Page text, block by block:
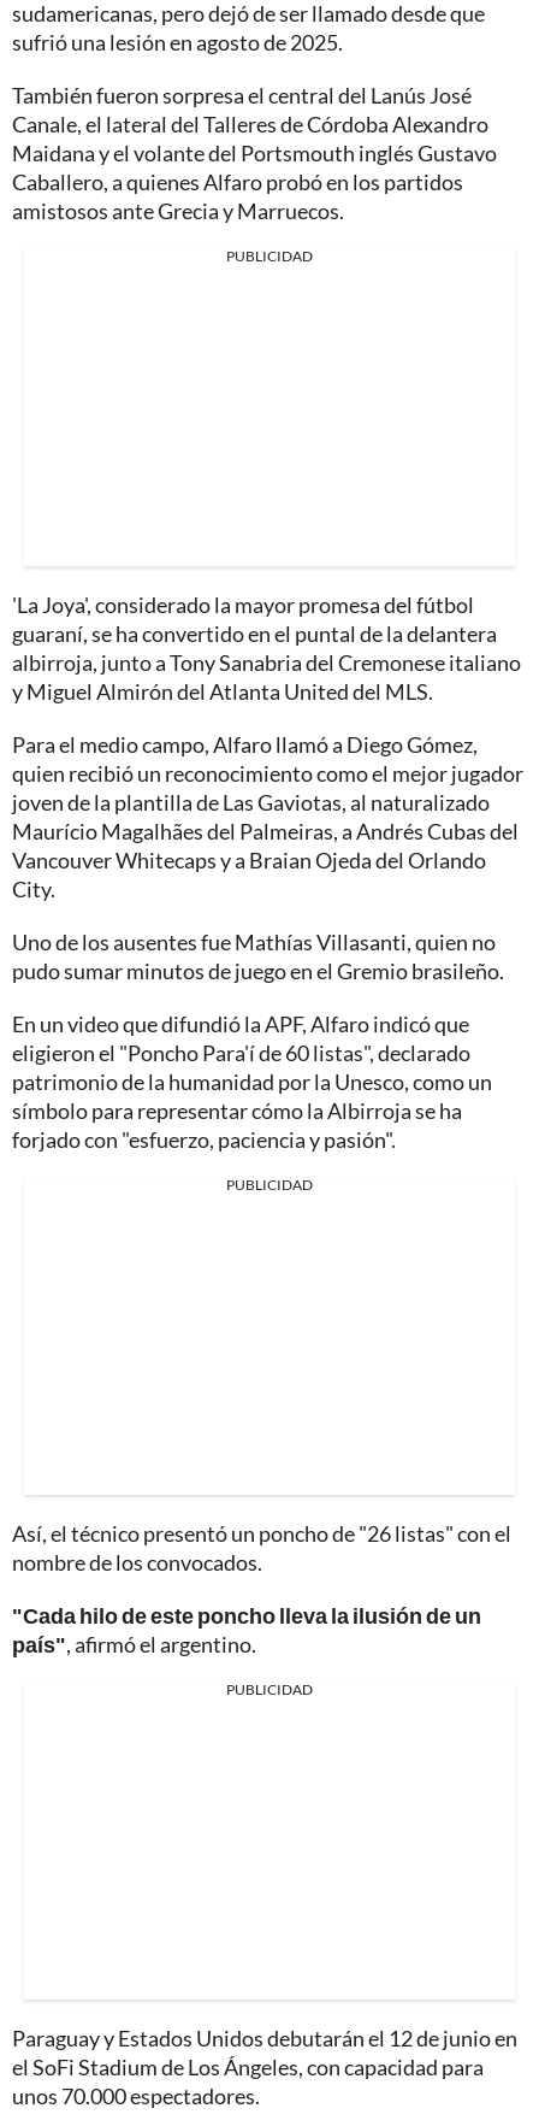
sudamericanas, pero dejó de ser llamado desde que
sufrió una lesión en agosto de 2025.
También fueron sorpresa el central del Lanús José
Canale, el lateral del Talleres de Córdoba Alexandro
Maidana y el volante del Portsmouth inglés Gustavo
Caballero, a quienes Alfaro probó en los partidos
amistosos ante Grecia y Marruecos.
PUBLICIDAD
'La Joya', considerado la mayor promesa del fútbol
guaraní, se ha convertido en el puntal de la delantera
albirroja, junto a Tony Sanabria del Cremonese italiano
y Miguel Almirón del Atlanta United del MLS.
Para el medio campo, Alfaro llamó a Diego Gómez,
quien recibió un reconocimiento como el mejor jugador
joven de la plantilla de Las Gaviotas, al naturalizado
Maurício Magalhães del Palmeiras, a Andrés Cubas del
Vancouver Whitecaps y a Braian Ojeda del Orlando
City.
Uno de los ausentes fue Mathías Villasanti, quien no
pudo sumar minutos de juego en el Gremio brasileño.
En un video que difundió la APF, Alfaro indicó que
eligieron el "Poncho Para'í de 60 listas", declarado
patrimonio de la humanidad por la Unesco, como un
símbolo para representar cómo la Albirroja se ha
forjado con "esfuerzo, paciencia y pasión".
PUBLICIDAD
Así, el técnico presentó un poncho de "26 listas" con el
nombre de los convocados.
"Cada hilo de este poncho lleva la ilusión de un
país", afirmó el argentino.
PUBLICIDAD
Paraguay y Estados Unidos debutarán el 12 de junio en
el SoFi Stadium de Los Ángeles, con capacidad para
unos 70.000 espectadores.